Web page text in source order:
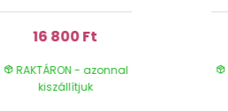
16 800 Ft
RAKTÁRON - azonnal
kiszállítjuk